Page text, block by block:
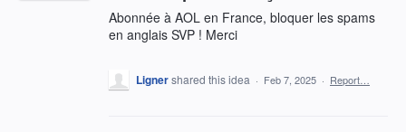
Abonnée à AOL en France, bloquer les spams
en anglais SVP ! Merci
Lignershared this idea · Feb 7, 2025 · Report…